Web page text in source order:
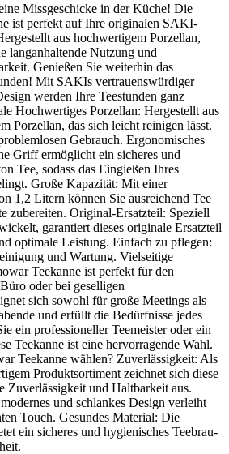
Missgeschicke in der Küche! Die
ist perfekt auf Ihre originalen SAKI-
aus hochwertigem Porzellan,
langanhaltende Nutzung und
Genießen Sie weiterhin das
Mit SAKIs vertrauenswürdiger
werden Ihre Teestunden ganz
Hochwertiges Porzellan: Hergestellt aus
Porzellan, das sich leicht reinigen lässt.
Gebrauch. Ergonomisches
Griff ermöglicht ein sicheres und
Tee, sodass das Eingießen Ihres
Große Kapazität: Mit einer
1,2 Litern können Sie ausreichend Tee
zubereiten. Original-Ersatzteil: Speziell
garantiert dieses originale Ersatzteil
optimale Leistung. Einfach zu pflegen:
und Wartung. Vielseitige
Teekanne ist perfekt für den
oder bei geselligen
sich sowohl für große Meetings als
und erfüllt die Bedürfnisse jedes
ein professioneller Teemeister oder ein
Teekanne ist eine hervorragende Wahl.
Teekanne wählen? Zuverlässigkeit: Als
Produktsortiment zeichnet sich diese
Zuverlässigkeit und Haltbarkeit aus.
und schlankes Design verleiht
Touch. Gesundes Material: Die
ein sicheres und hygienisches Teebrau-